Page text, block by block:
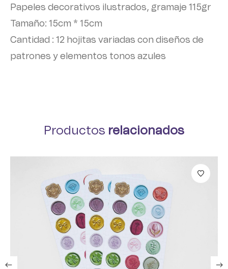
Papeles decorativos ilustrados, gramaje 115gr
Tamaño: 15cm * 15cm
Cantidad : 12 hojitas variadas con diseños de
patrones y elementos tonos azules
Productos relacionados